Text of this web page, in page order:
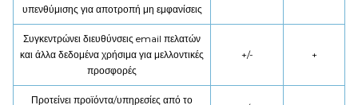
υπενθύμισης για αποτροπή μη εμφανίσεις
Συγκεντρώνει διευθύνσεις email πελατών
και άλλα δεδομένα χρήσιμα για μελλοντικές
προσφορές
+/- +
Προτείνει προϊόντα/υπηρεσίες από το